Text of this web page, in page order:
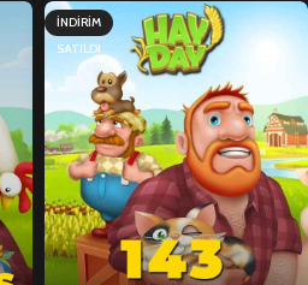
İNDIRIM
SATILDI